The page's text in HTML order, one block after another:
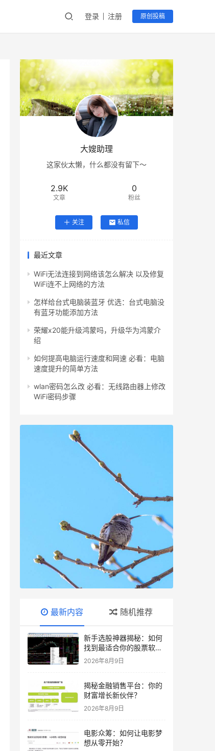
登录 注册 原创投稿
大嫂助理
这家伙太懒，什么都没有留下～
2.9K
文章
0
粉丝
关注 私信
最近文章
WiFi无法连接到网络该怎么解决 以及修复
WiFi连不上网络的方法
怎样给台式电脑装蓝牙 优选：台式电脑没
有蓝牙功能添加方法
荣耀x20能升级鸿蒙吗，升级华为鸿蒙介
绍
如何提高电脑运行速度和网速 必看：电脑
速度提升的简单方法
wlan密码怎么改 必看：无线路由器上修改
WiFi密码步骤
最新内容 随机推荐
新手选股神器揭秘：如何
找到最适合你的股票软
件？
2026年8月9日
揭秘金融销售平台：你的
财富增长新伙伴？
2026年8月9日
电影众筹：如何让电影梦
想从零开始？